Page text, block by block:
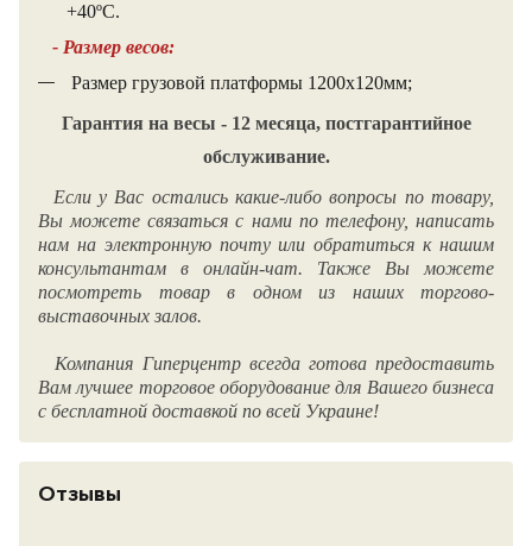
+40ºС.
- Размер весов:
Размер грузовой платформы 1200х120мм;
Гарантия на весы - 12 месяца, постгарантийное
обслуживание.
Если у Вас остались какие-либо вопросы по товару,
Вы можете связаться с нами по телефону, написать
нам на электронную почту или обратиться к нашим
консультантам в онлайн-чат. Также Вы можете
посмотреть товар в одном из наших торгово-
выставочных залов.
Компания Гиперцентр всегда готова предоставить
Вам лучшее торговое оборудование для Вашего бизнеса
с бесплатной доставкой по всей Украине!
Отзывы